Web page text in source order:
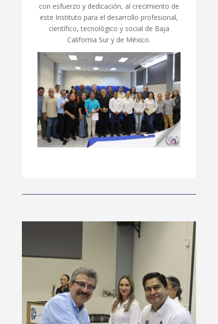
con esfuerzo y dedicación, al crecimiento de
este Instituto para el desarrollo profesional,
científico, tecnológico y social de Baja
California Sur y de México.